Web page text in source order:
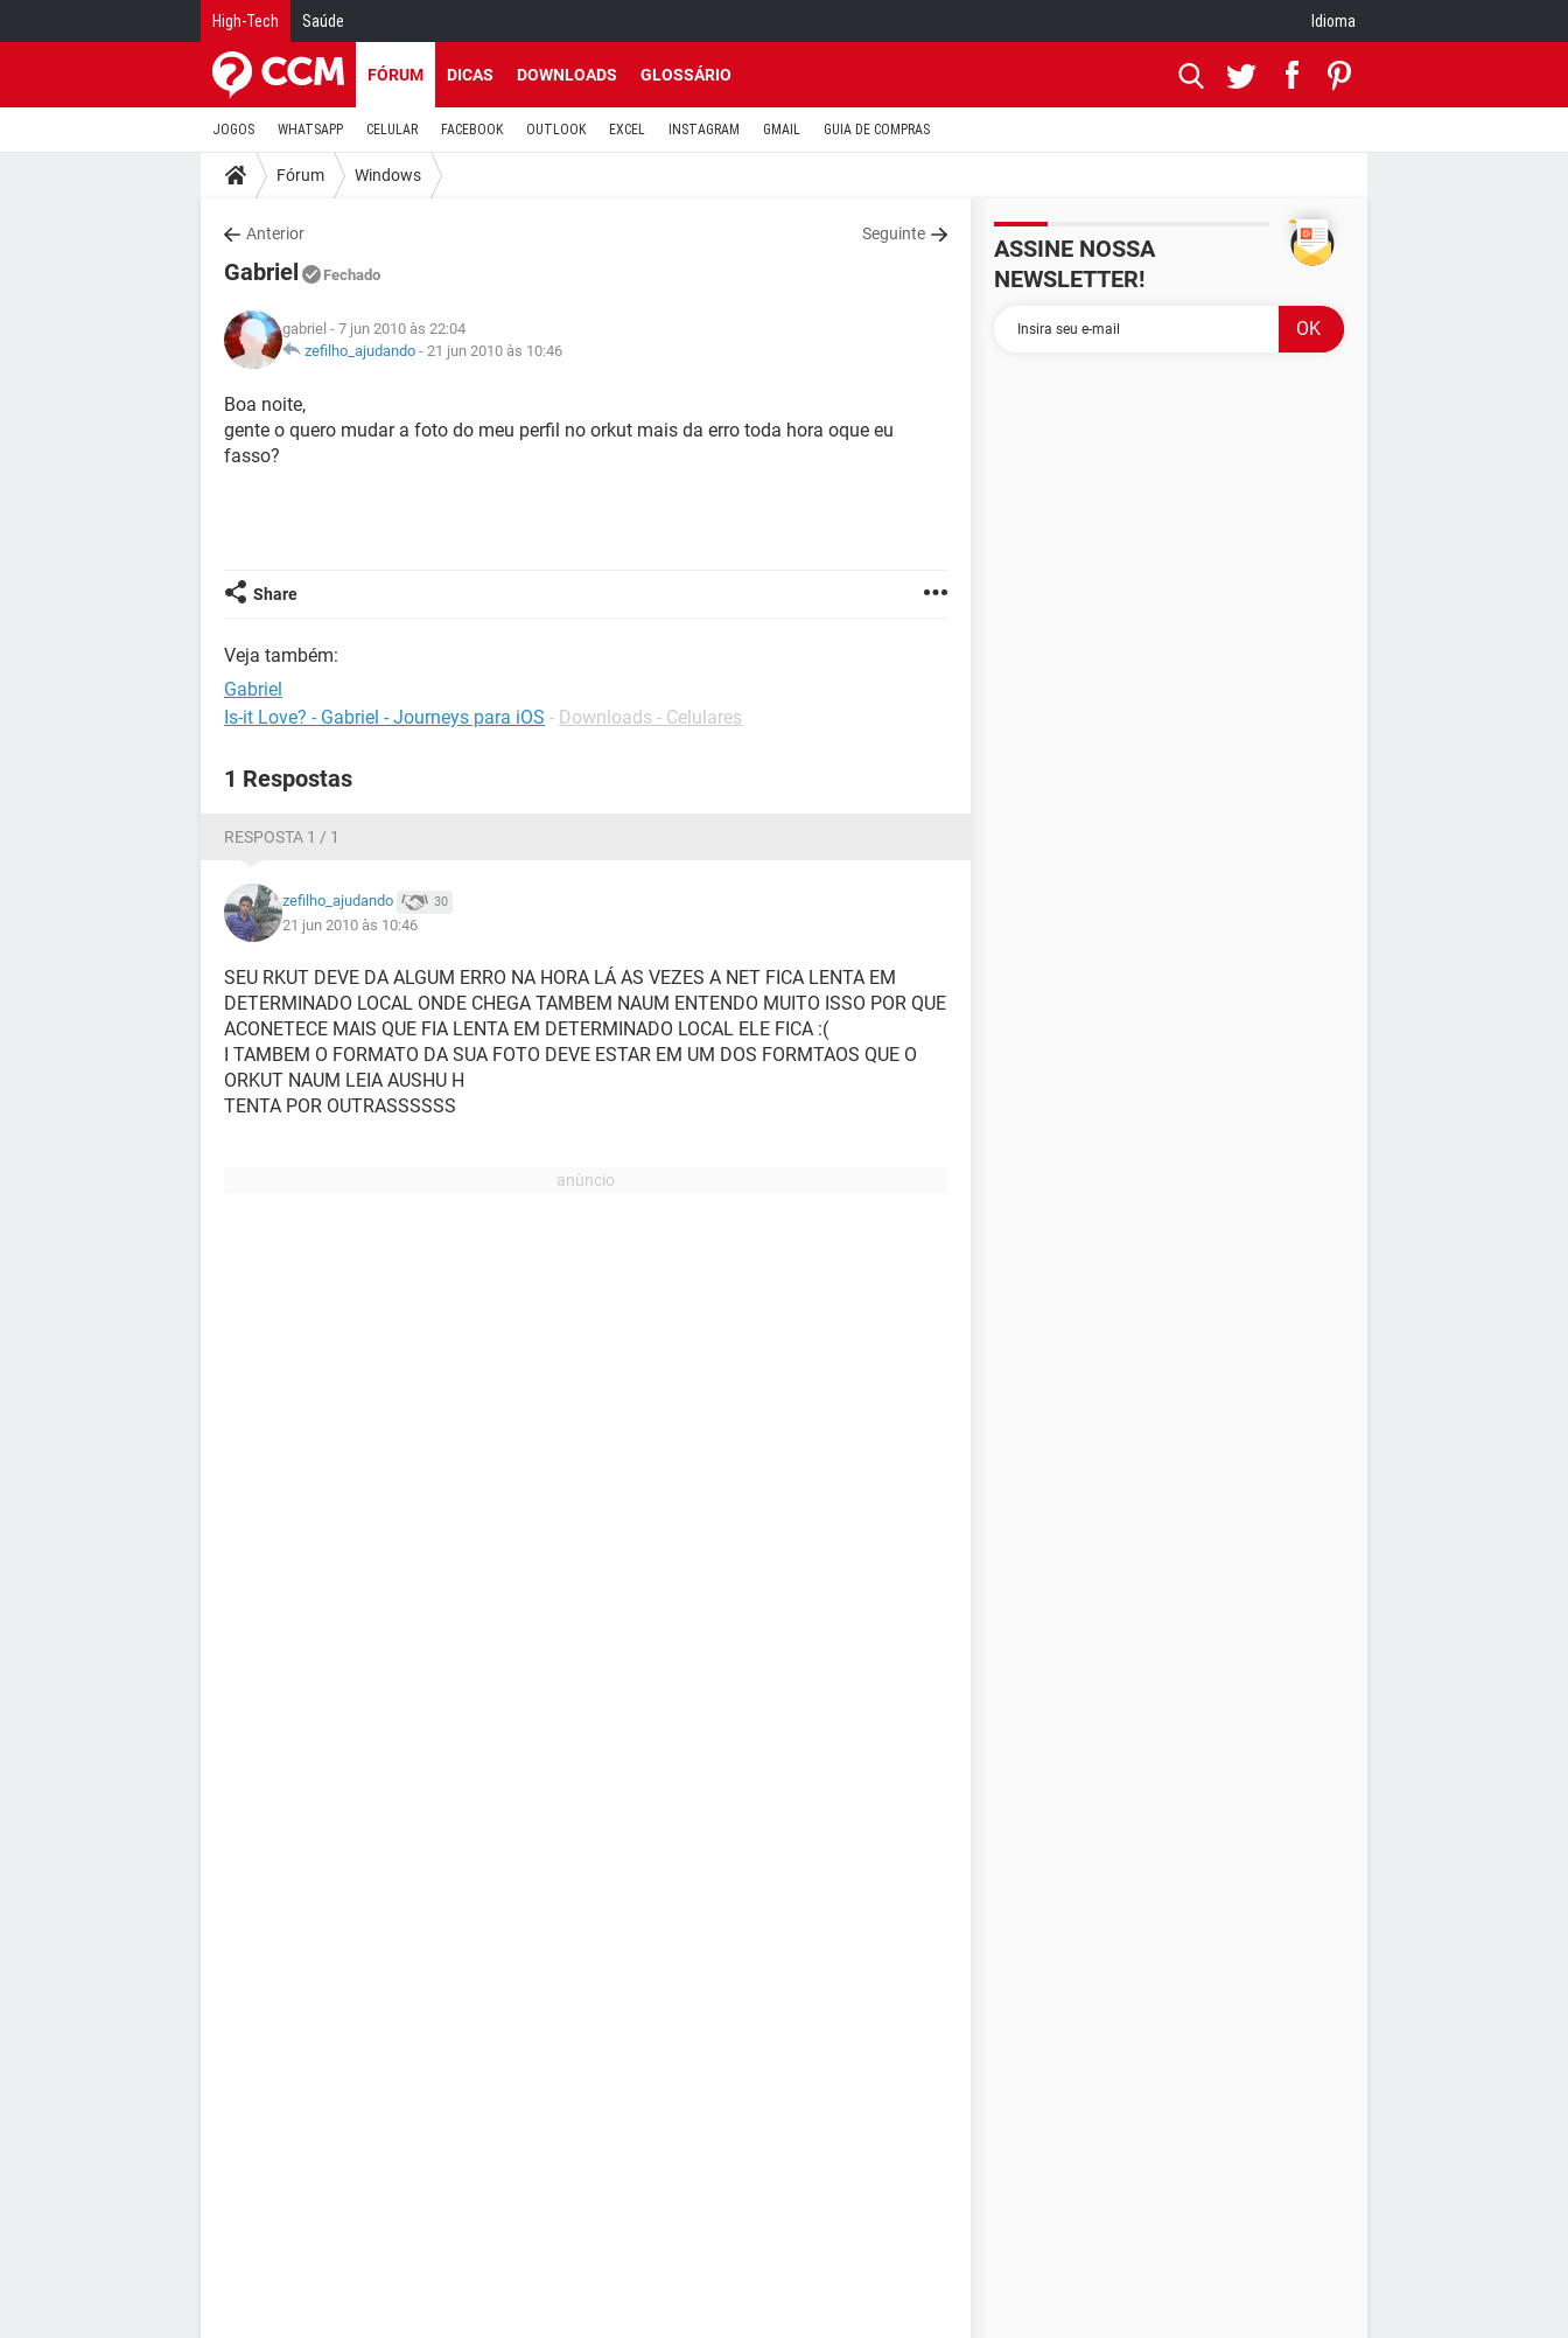
High-Tech Saúde Idioma
FÓRUM DICAS DOWNLOADS GLOSSÁRIO
JOGOS WHATSAPP CELULAR FACEBOOK OUTLOOK EXCEL INSTAGRAM GMAIL GUIA DE COMPRAS
Fórum Windows
Anterior Seguinte
Gabriel Fechado
gabriel - 7 jun 2010 às 22:04
zefilho_ajudando - 21 jun 2010 às 10:46
Boa noite,
gente o quero mudar a foto do meu perfil no orkut mais da erro toda hora oque eu
fasso?
Share
Veja também:
Gabriel
Is-it Love? - Gabriel - Journeys para iOS - Downloads - Celulares
1 Respostas
RESPOSTA 1 / 1
zefilho_ajudando 30
21 jun 2010 às 10:46
SEU RKUT DEVE DA ALGUM ERRO NA HORA LÁ AS VEZES A NET FICA LENTA EM
DETERMINADO LOCAL ONDE CHEGA TAMBEM NAUM ENTENDO MUITO ISSO POR QUE
ACONETECE MAIS QUE FIA LENTA EM DETERMINADO LOCAL ELE FICA :(
I TAMBEM O FORMATO DA SUA FOTO DEVE ESTAR EM UM DOS FORMTAOS QUE O
ORKUT NAUM LEIA AUSHU H
TENTA POR OUTRASSSSSS
ASSINE NOSSA
NEWSLETTER!